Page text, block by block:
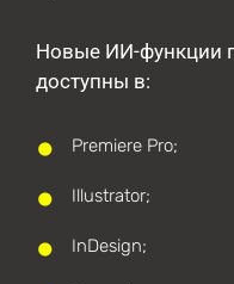
Новые ИИ-функции
доступны в:
Premiere Pro;
Illustrator;
InDesign;